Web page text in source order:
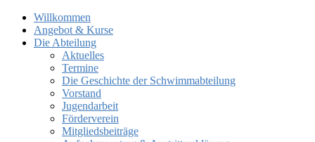
Willkommen
Angebot & Kurse
Die Abteilung
Aktuelles
Termine
Die Geschichte der Schwimmabteilung
Vorstand
Jugendarbeit
Förderverein
Mitgliedsbeiträge